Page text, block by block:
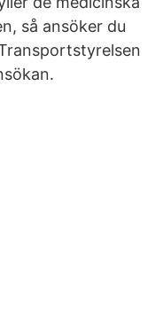
så ansöker du